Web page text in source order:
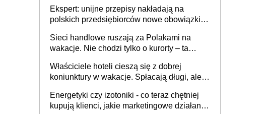
Ekspert: unijne przepisy nakładają na
polskich przedsiębiorców nowe obowiązki w
Sieci handlowe ruszają za Polakami na
wakacje. Nie chodzi tylko o kurorty – ta
tam, gdzie wielu spędzi urlop po cichu
Właściciele hoteli cieszą się z dobrej
koniunktury w wakacje. Spłacają długi, ale
Energetyki czy izotoniki - co teraz chętniej
kupują klienci, jakie marketingowe działania